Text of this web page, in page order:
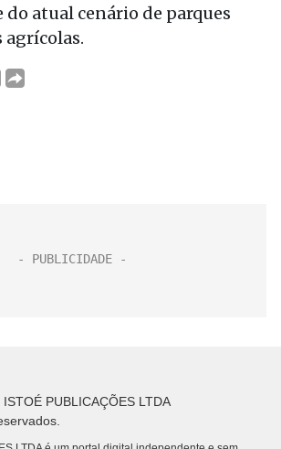
atual cenário de parques
agrícolas.
PUBLICAÇÕES LTDA